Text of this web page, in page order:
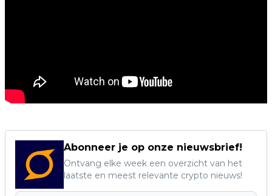
Abonneer je op onze nieuwsbrief!
Ontvang elke week een overzicht van het
laatste en meest relevante crypto nieuws!